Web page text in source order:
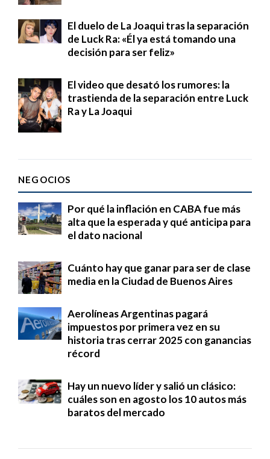
El duelo de La Joaqui tras la separación
de Luck Ra: «Él ya está tomando una
decisión para ser feliz»
El video que desató los rumores: la
trastienda de la separación entre Luck
Ra y La Joaqui
NEGOCIOS
Por qué la inflación en CABA fue más
alta que la esperada y qué anticipa para
el dato nacional
Cuánto hay que ganar para ser de clase
media en la Ciudad de Buenos Aires
Aerolíneas Argentinas pagará
impuestos por primera vez en su
historia tras cerrar 2025 con ganancias
récord
Hay un nuevo líder y salió un clásico:
cuáles son en agosto los 10 autos más
baratos del mercado